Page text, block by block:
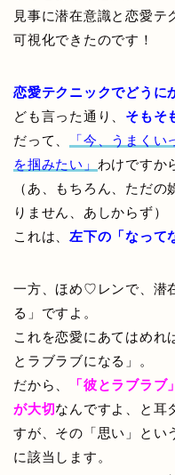
見事に潜在意識と恋愛テ
可視化できたのです！
恋愛テクニックでどうに
ども言った通り、 そもそ
だって、
「今、うまく
を掴みたい」 わけですか
（あ、もちろん、ただ
りません、あしからず）
これは、左下の 「なっ
一方、ほめ♡レンで、潜
る」ですよ。
これを恋愛にあてはめれ
とラブラブになる」。
だから、
「彼とラブラ
が大切なんですよ、と耳
すが、その「思い」とい
に該当します。